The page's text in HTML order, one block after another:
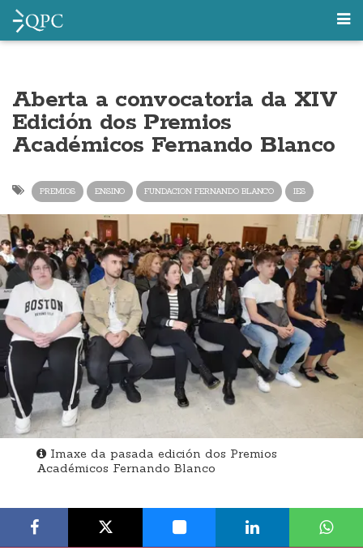
Aberta a convocatoria da XIV
Edición dos Premios
Académicos Fernando Blanco
PREMIOS ENSINO FUNDACION FERNANDO BLANCO IES
Imaxe da pasada edición dos Premios
Académicos Fernando Blanco